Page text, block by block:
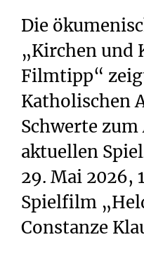
Die
„Kirchen und
Filmtipp“
Katholischen
Schwerte
aktuellen
29. Mai 2026,
Spielfilm
Constanze